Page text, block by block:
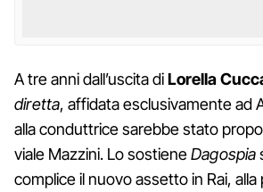
A tre anni dall’uscita diLorella
diretta, affidata esclusivamente ad
alla conduttrice sarebbe stato
viale Mazzini. Lo sostieneDagospia
complice il nuovo assetto in Rai,